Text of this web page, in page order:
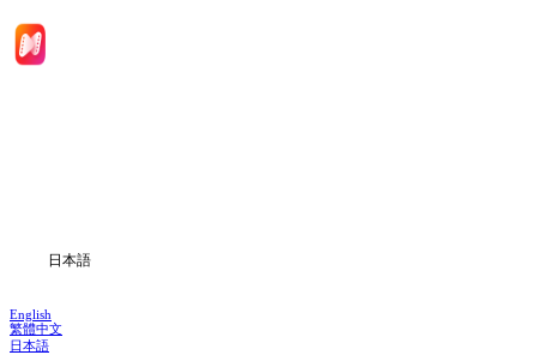
日本語
English
繁體中文
日本語